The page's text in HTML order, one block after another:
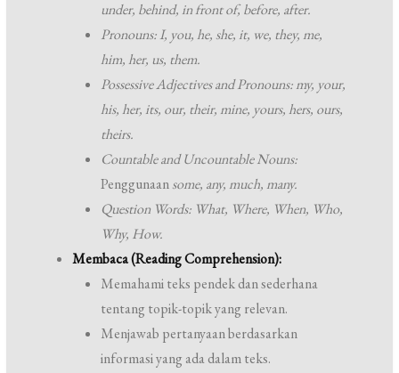
under, behind, in front of, before, after.
Pronouns:I, you, he, she, it, we, they, me,
him, her, us, them.
Possessive Adjectives and Pronouns:my, your,
his, her, its, our, their, mine, yours, hers, ours,
theirs.
Countable and Uncountable Nouns:
Penggunaansome, any, much, many.
Question Words: What, Where, When, Who,
Why, How.
Membaca (Reading Comprehension):
Memahami teks pendek dan sederhana
tentang topik-topik yang relevan.
Menjawab pertanyaan berdasarkan
informasi yang ada dalam teks.